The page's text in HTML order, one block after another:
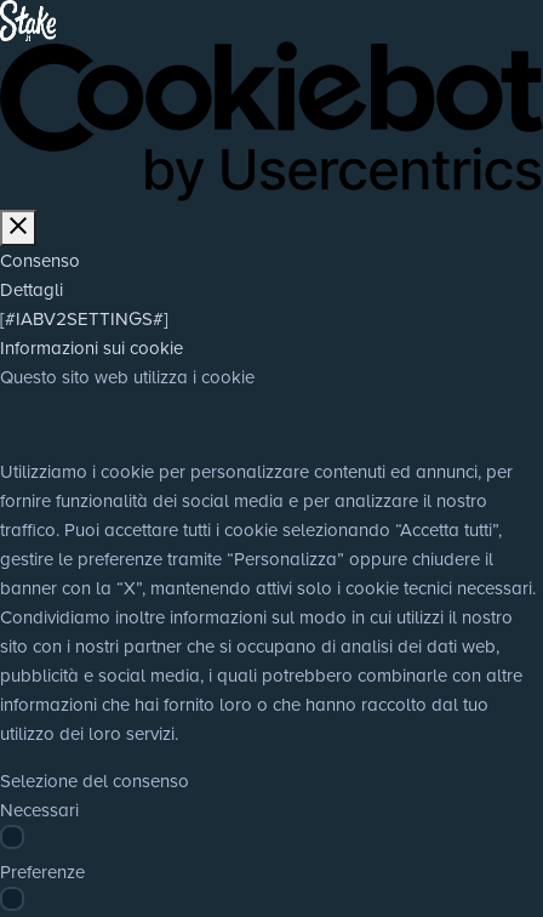
Consenso
Dettagli
[#IABV2SETTINGS#]
Informazioni sui cookie
Questo sito web utilizza i cookie
Utilizziamo i cookie per personalizzare contenuti ed annunci, per
fornire funzionalità dei social media e per analizzare il nostro
traffico. Puoi accettare tutti i cookie selezionando “Accetta tutti”,
gestire le preferenze tramite “Personalizza” oppure chiudere il
banner con la “X”, mantenendo attivi solo i cookie tecnici necessari.
Condividiamo inoltre informazioni sul modo in cui utilizzi il nostro
sito con i nostri partner che si occupano di analisi dei dati web,
pubblicità e social media, i quali potrebbero combinarle con altre
informazioni che hai fornito loro o che hanno raccolto dal tuo
utilizzo dei loro servizi.
Selezione del consenso
Necessari
Preferenze